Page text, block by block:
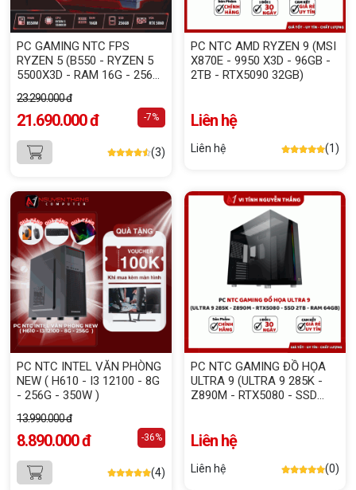
PC GAMING NTC FPS
RYZEN 5 (B550 - RYZEN 5
5500X3D - RAM 16G - 256G
23.290.000 đ
21.690.000 đ -7%
(3)
PC NTC AMD RYZEN 9 (MSI
X870E - 9950 X3D - 96GB -
2TB - RTX5090 32GB)
Liên hệ
Liên hệ (1)
PC NTC INTEL VĂN PHÒNG
NEW ( H610 - I3 12100 - 8G
- 256G - 350W )
13.990.000 đ
8.890.000 đ -36%
(4)
PC NTC GAMING ĐỒ HỌA
ULTRA 9 (ULTRA 9 285K -
Z890M - RTX5080 - SSD
Liên hệ
Liên hệ (0)